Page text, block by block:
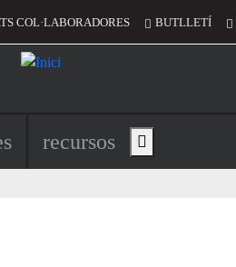
COL·LABORADORES BUTLLETÍ
principal de
recursos Show main menu